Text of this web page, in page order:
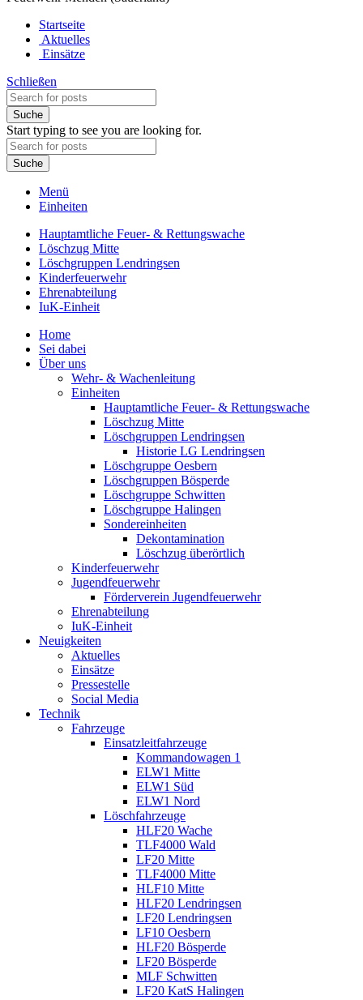
Startseite
Aktuelles
Einsätze
Schließen
Suche
Start typing to see you are looking for.
Suche
Menü
Einheiten
Hauptamtliche Feuer- & Rettungswache
Löschzug Mitte
Löschgruppen Lendringsen
Kinderfeuerwehr
Ehrenabteilung
IuK-Einheit
Home
Sei dabei
Über uns
Wehr- & Wachenleitung
Einheiten
Hauptamtliche Feuer- & Rettungswache
Löschzug Mitte
Löschgruppen Lendringsen
Historie LG Lendringsen
Löschgruppe Oesbern
Löschgruppen Bösperde
Löschgruppe Schwitten
Löschgruppe Halingen
Sondereinheiten
Dekontamination
Löschzug überörtlich
Kinderfeuerwehr
Jugendfeuerwehr
Förderverein Jugendfeuerwehr
Ehrenabteilung
IuK-Einheit
Neuigkeiten
Aktuelles
Einsätze
Pressestelle
Social Media
Technik
Fahrzeuge
Einsatzleitfahrzeuge
Kommandowagen 1
ELW1 Mitte
ELW1 Süd
ELW1 Nord
Löschfahrzeuge
HLF20 Wache
TLF4000 Wald
LF20 Mitte
TLF4000 Mitte
HLF10 Mitte
HLF20 Lendringsen
LF20 Lendringsen
LF10 Oesbern
HLF20 Bösperde
LF20 Bösperde
MLF Schwitten
LF20 KatS Halingen